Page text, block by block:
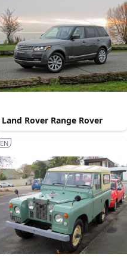
Land Rover Range Rover
EN